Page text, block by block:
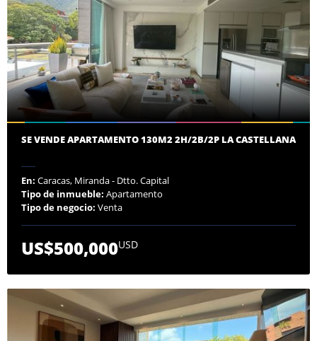
SE VENDE APARTAMENTO 130M2 2H/2B/2P LA CASTELLANA
En: Caracas, Miranda - Dtto. Capital
Tipo de inmueble: Apartamento
Tipo de negocio: Venta
US$500,000USD